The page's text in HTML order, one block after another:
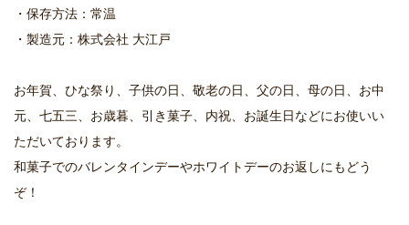
・保存方法：常温
・製造元：株式会社 大江戸
お年賀、ひな祭り、子供の日、敬老の日、父の日、母の日、お中
元、七五三、お歳暮、引き菓子、内祝、お誕生日などにお使いい
ただいております。
和菓子でのバレンタインデーやホワイトデーのお返しにもどう
ぞ！